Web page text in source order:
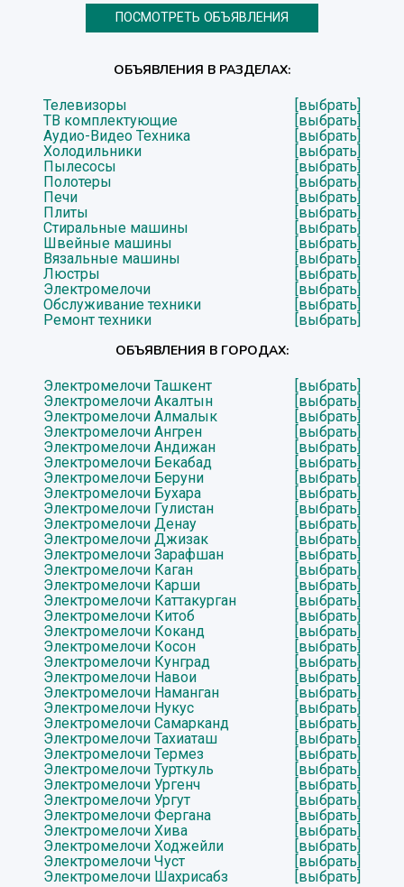
ПОСМОТРЕТЬ ОБЪЯВЛЕНИЯ
ОБЪЯВЛЕНИЯ В РАЗДЕЛАХ:
Телевизоры
[выбрать]
ТВ комплектующие
[выбрать]
Аудио-Видео Техника
[выбрать]
Холодильники
[выбрать]
Пылесосы
[выбрать]
Полотеры
[выбрать]
Печи
[выбрать]
Плиты
[выбрать]
Стиральные машины
[выбрать]
Швейные машины
[выбрать]
Вязальные машины
[выбрать]
Люстры
[выбрать]
Электромелочи
[выбрать]
Обслуживание техники
[выбрать]
Ремонт техники
[выбрать]
ОБЪЯВЛЕНИЯ В ГОРОДАХ:
Электромелочи Ташкент
[выбрать]
Электромелочи Акалтын
[выбрать]
Электромелочи Алмалык
[выбрать]
Электромелочи Ангрен
[выбрать]
Электромелочи Андижан
[выбрать]
Электромелочи Бекабад
[выбрать]
Электромелочи Беруни
[выбрать]
Электромелочи Бухара
[выбрать]
Электромелочи Гулистан
[выбрать]
Электромелочи Денау
[выбрать]
Электромелочи Джизак
[выбрать]
Электромелочи Зарафшан
[выбрать]
Электромелочи Каган
[выбрать]
Электромелочи Карши
[выбрать]
Электромелочи Каттакурган
[выбрать]
Электромелочи Китоб
[выбрать]
Электромелочи Коканд
[выбрать]
Электромелочи Косон
[выбрать]
Электромелочи Кунград
[выбрать]
Электромелочи Навои
[выбрать]
Электромелочи Наманган
[выбрать]
Электромелочи Нукус
[выбрать]
Электромелочи Самарканд
[выбрать]
Электромелочи Тахиаташ
[выбрать]
Электромелочи Термез
[выбрать]
Электромелочи Турткуль
[выбрать]
Электромелочи Ургенч
[выбрать]
Электромелочи Ургут
[выбрать]
Электромелочи Фергана
[выбрать]
Электромелочи Хива
[выбрать]
Электромелочи Ходжейли
[выбрать]
Электромелочи Чуст
[выбрать]
Электромелочи Шахрисабз
[выбрать]